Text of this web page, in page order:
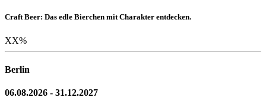
Craft Beer: Das edle Bierchen mit Charakter entdecken.
XX%
Berlin
06.08.2026 - 31.12.2027